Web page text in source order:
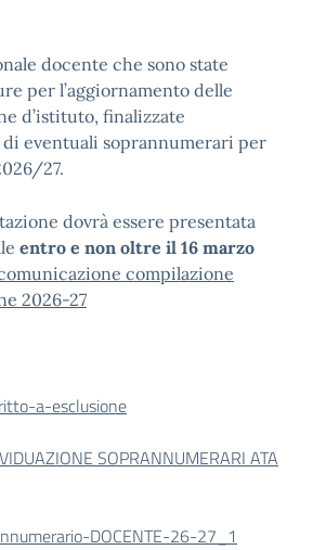
docente che sono state
per l’aggiornamento delle
d’istituto, finalizzate
di eventuali soprannumerari per
27.
dovrà essere presentata
entro e non oltre il 16 marzo
compilazione
2026-27
a-esclusione
SOPRANNUMERARI ATA
DOCENTE-26-27_1